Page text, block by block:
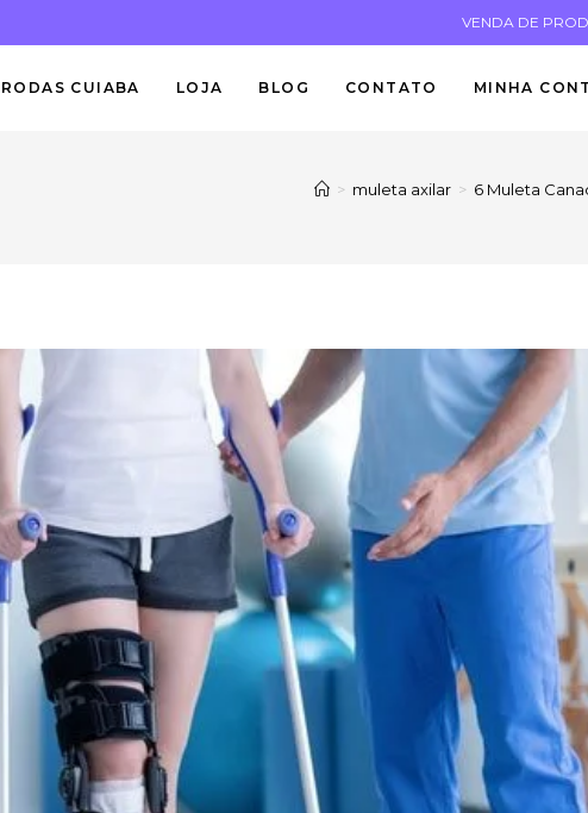
VENDA DE
CUIABA LOJA BLOG CONTATO MINHA
> muleta axilar > 6 Muleta